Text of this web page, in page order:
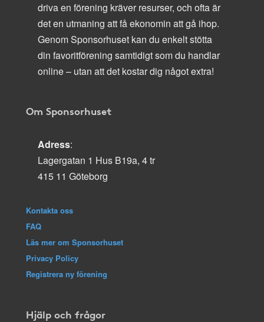
driva en förening kräver resurser, och ofta är
det en utmaning att få ekonomin att gå ihop.
Genom Sponsorhuset kan du enkelt stötta
din favoritförening samtidigt som du handlar
online – utan att det kostar dig något extra!
Om Sponsorhuset
Adress:
Lagergatan 1 Hus B19a, 4 tr
415 11 Göteborg
Kontakta oss
FAQ
Läs mer om Sponsorhuset
Privacy Policy
Registrera ny förening
Hjälp och frågor